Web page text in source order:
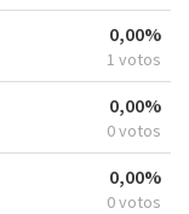
0,00%
1 votos
0,00%
0 votos
0,00%
0 votos